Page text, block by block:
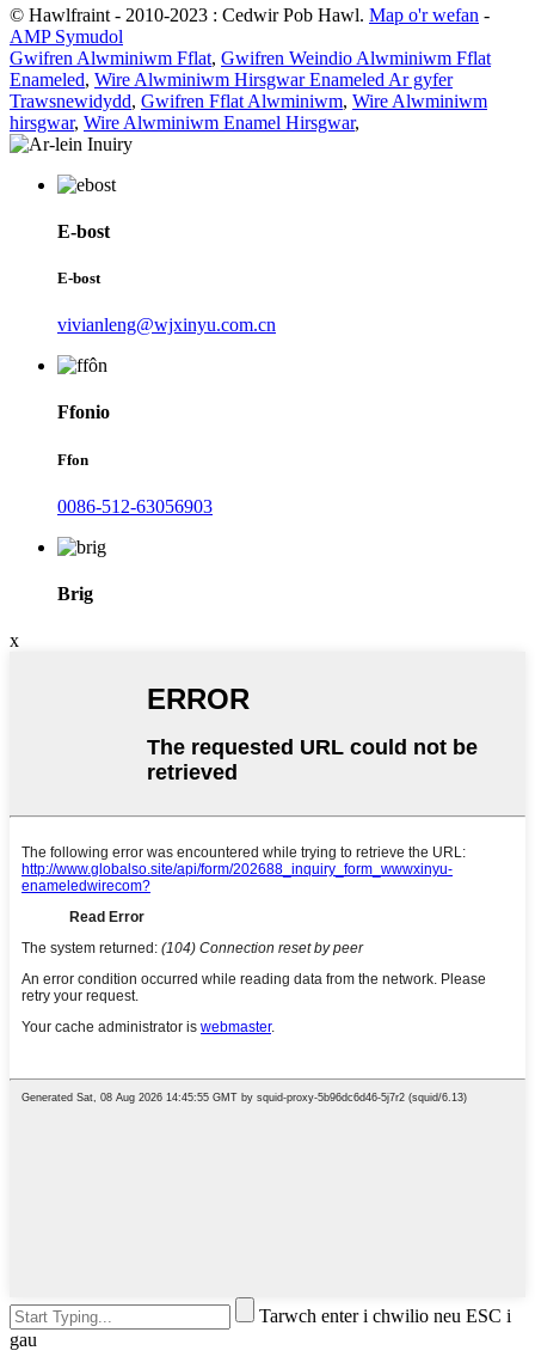
© Hawlfraint - 2010-2023 : Cedwir Pob Hawl. Map o'r wefan -
AMP Symudol
Gwifren Alwminiwm Fflat, Gwifren Weindio Alwminiwm Fflat
Enameled, Wire Alwminiwm Hirsgwar Enameled Ar gyfer
Trawsnewidydd, Gwifren Fflat Alwminiwm, Wire Alwminiwm
hirsgwar, Wire Alwminiwm Enamel Hirsgwar,
E-bost
E-bost
vivianleng@wjxinyu.com.cn
Ffonio
Ffon
0086-512-63056903
Brig
x
Tarwch enter i chwilio neu ESC i
gau